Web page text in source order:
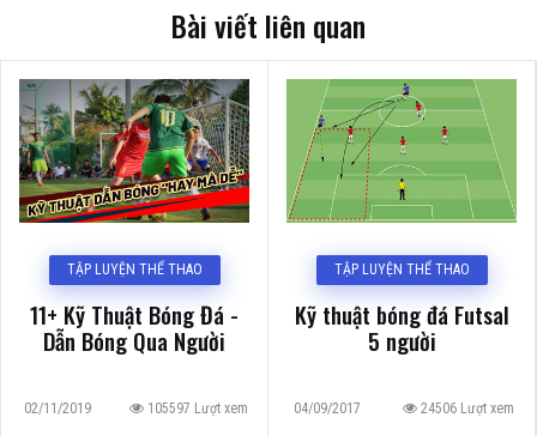
Bài viết liên quan
TẬP LUYỆN THỂ THAO
11+ Kỹ Thuật Bóng Đá -
Dẫn Bóng Qua Người
02/11/2019 105597 Lượt xem
TẬP LUYỆN THỂ THAO
Kỹ thuật bóng đá Futsal
5 người
04/09/2017 24506 Lượt xem